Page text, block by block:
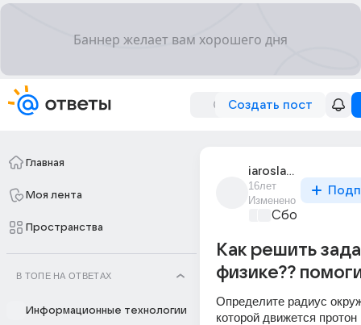
Создать пост
Главная
Моя лента
Пространства
В ТОПЕ НА ОТВЕТАХ
Информационные технологии
iaroslav_gusev_13
16лет
Изменено
Сборная
Как решить
физике??
Определите радиус
которой движется